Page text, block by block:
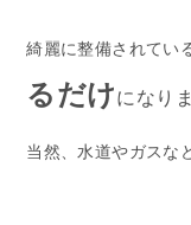
綺麗に整備されてい
るだけになり
当然、水道やガスな